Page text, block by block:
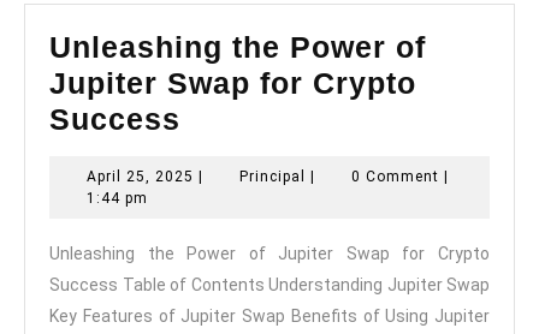
Unleashing the Power of
Jupiter Swap for Crypto
Success
Power
Jupiter
Swap
April 25, 2025 April
| Principal Principal
| 0 Comment |
1:44 pm
Unleashing the Power of Jupiter Swap for Crypto
Success Table of Contents Understanding Jupiter Swap
Key Features of Jupiter Swap Benefits of Using Jupiter